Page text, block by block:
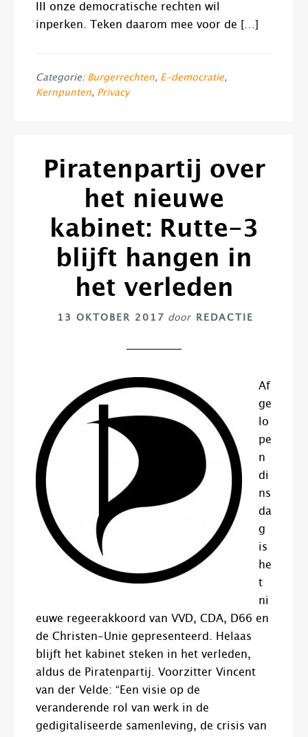
III onze democratische rechten wil
inperken. Teken daarom mee voor de […]
Categorie: Burgerrechten, E-democratie,
Kernpunten, Privacy
Piratenpartij over
het nieuwe
kabinet: Rutte-3
blijft hangen in
het verleden
13 OKTOBER 2017 door REDACTIE
Af
ge
lo
pe
n
di
ns
da
g
is
he
t
ni
euwe regeerakkoord van VVD, CDA, D66 en
de Christen-Unie gepresenteerd. Helaas
blijft het kabinet steken in het verleden,
aldus de Piratenpartij. Voorzitter Vincent
van der Velde: “Een visie op de
veranderende rol van werk in de
gedigitaliseerde samenleving, de crisis van